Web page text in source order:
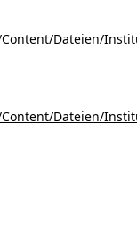
Dateien/
Dateien/